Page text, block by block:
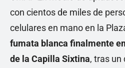
con cientos de miles de
celulares en mano en la
fumata blanca finalmente
de la Capilla Sixtina, tras un